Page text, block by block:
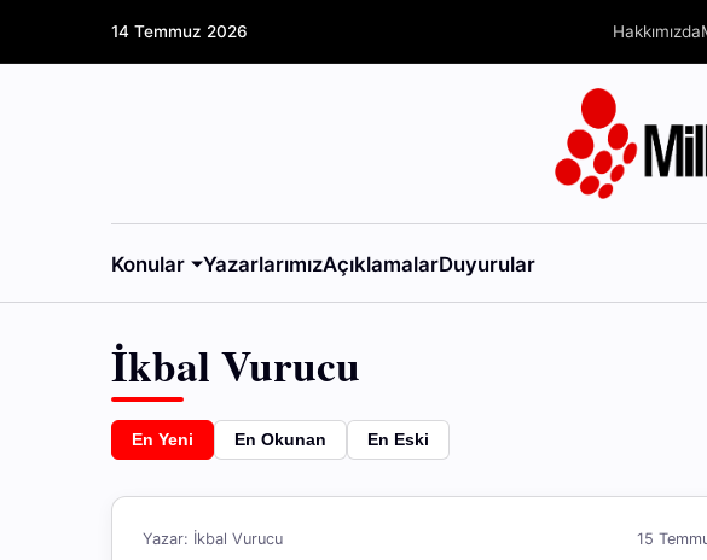
14 Temmuz 2026 Hakkımızda
Konular YazarlarımızAçıklamalarDuyurular
İkbal Vurucu
En Yeni En Okunan En Eski
Yazar: İkbal Vurucu 15